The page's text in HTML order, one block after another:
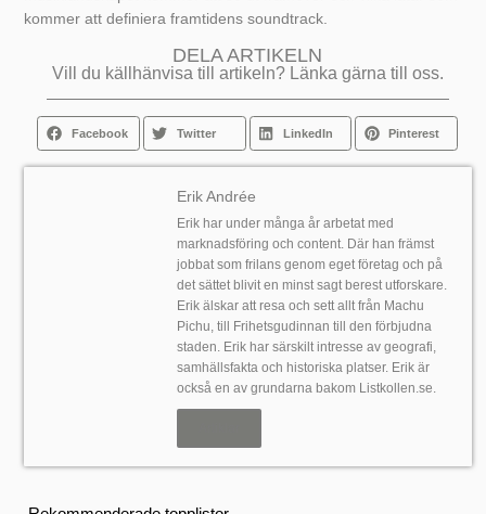
kommer att definiera framtidens soundtrack.
DELA ARTIKELN
Vill du källhänvisa till artikeln? Länka gärna till oss.
Facebook Twitter LinkedIn Pinterest
Erik Andrée
Erik har under många år arbetat med
marknadsföring och content. Där han främst
jobbat som frilans genom eget företag och på
det sättet blivit en minst sagt berest utforskare.
Erik älskar att resa och sett allt från Machu
Pichu, till Frihetsgudinnan till den förbjudna
staden. Erik har särskilt intresse av geografi,
samhällsfakta och historiska platser. Erik är
också en av grundarna bakom Listkollen.se.